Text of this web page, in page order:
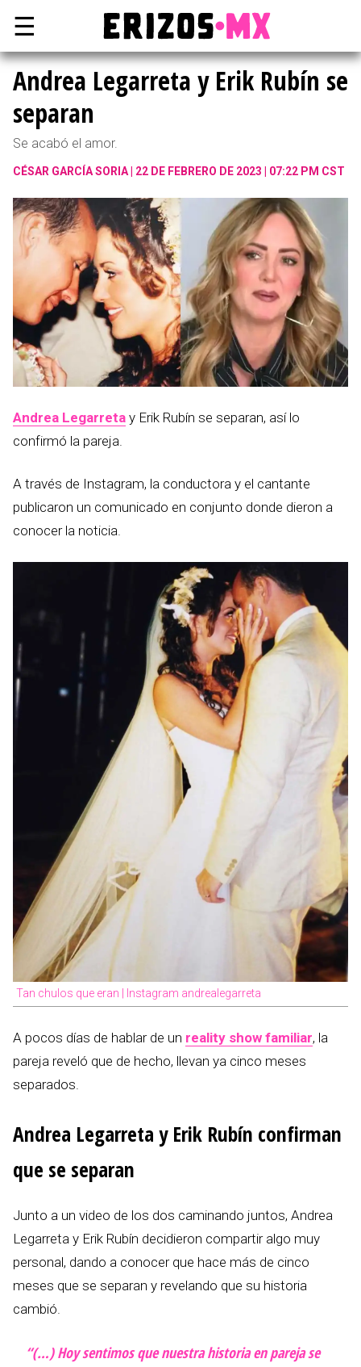
☰
Andrea Legarreta y Erik Rubín se
separan
Se acabó el amor.
CÉSAR GARCÍA SORIA 22 DE FEBRERO DE 2023 | 07:22 PM CST
Andrea Legarreta y Erik Rubín se separan, así lo
confirmó la pareja.
A través de Instagram, la conductora y el cantante
publicaron un comunicado en conjunto donde dieron a
conocer la noticia.
Tan chulos que eran | Instagram andrealegarreta
A pocos días de hablar de un reality show familiar, la
pareja reveló que de hecho, llevan ya cinco meses
separados.
Andrea Legarreta y Erik Rubín confirman
que se separan
Junto a un video de los dos caminando juntos, Andrea
Legarreta y Erik Rubín decidieron compartir algo muy
personal, dando a conocer que hace más de cinco
meses que se separan y revelando que su historia
cambió.
“(…) Hoy sentimos que nuestra historia en pareja se